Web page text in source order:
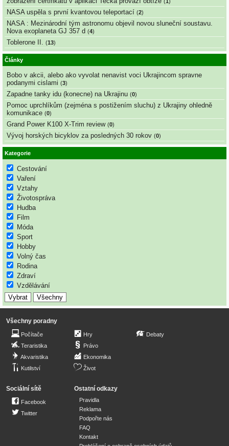
NASA uspěla s první kvantovou teleportací (2)
NASA : Mezinárodní tým astronomu objevil novou sluneční soustavu.
Nova exoplaneta GJ 357 d (4)
Toblerone II. (13)
Články
Bobo v akcii, alebo ako vyvolat nenavist voci Ukrajincom spravne
podanymi cislami (3)
Zapadne tanky idu (konecne) na Ukrajinu (0)
Pomoc uprchlíkům (zejména s postižením sluchu) z Ukrajiny ohledně
komunikace (0)
Grand Power K100 X-Trim review (0)
Vývoj horských bicyklov za posledných 30 rokov (0)
Kategorie
Cestování
Vaření
Vztahy
Životospráva
Hudba
Film
Móda
Sport
Hobby
Volný čas
Rodina
Zdraví
Vzdělávání
Všechny poradny
Počítače
Teraristika
Akvaristika
Kutilství
Hry
Právo
Ekonomika
Život
Debaty
Sociální sítě
Facebook
Twitter
Ostatní odkazy
Pravidla
Reklama
Podpořte nás
FAQ
Kontakt